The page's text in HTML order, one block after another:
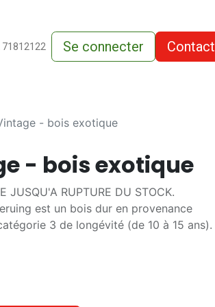
vente
71812122 Se connecter Contact
- bois exotique
- bois exotique
JUSQU'A RUPTURE DU STOCK.
est un bois dur en provenance
3 de longévité (de 10 à 15 ans).